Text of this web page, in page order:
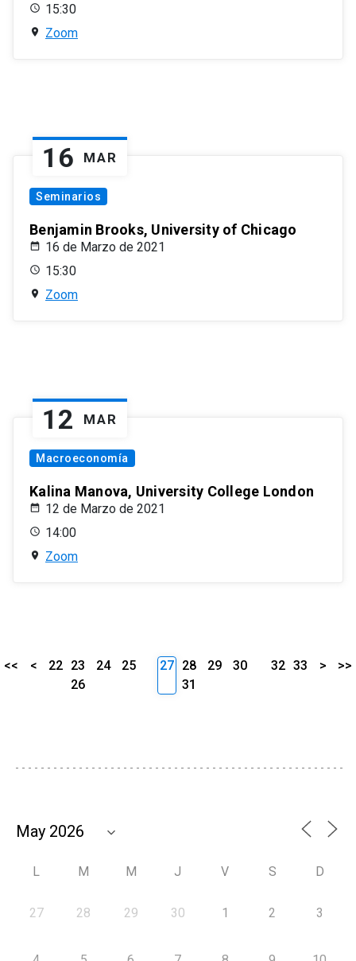
15:30
Zoom
16 MAR
Seminarios
Benjamin Brooks, University of Chicago
16 de Marzo de 2021
15:30
Zoom
12 MAR
Macroeconomía
Kalina Manova, University College London
12 de Marzo de 2021
14:00
Zoom
<< < 22 23 24
25
26
27 28 29
30
31
32 33 > >>
L M M J V S D
27 28 29 30 1 2 3